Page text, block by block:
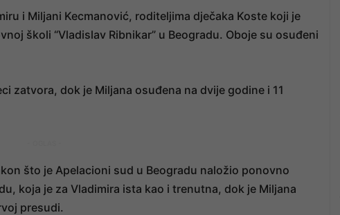
i Miljani Kecmanović, roditeljima dječaka Koste koji je
školi “Vladislav Ribnikar” u Beogradu. Oboje su osuđeni
zatvora, dok je Miljana osuđena na dvije godine i 11
što je Apelacioni sud u Beogradu naložio ponovno
koja je za Vladimira ista kao i trenutna, dok je Miljana
presudi.